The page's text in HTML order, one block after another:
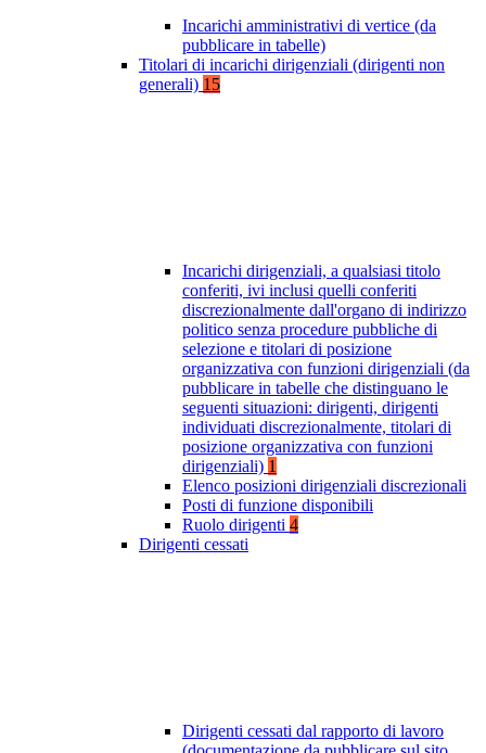
Incarichi amministrativi di vertice (da
pubblicare in tabelle)
Titolari di incarichi dirigenziali (dirigenti non
generali) 15
Incarichi dirigenziali, a qualsiasi titolo
conferiti, ivi inclusi quelli conferiti
discrezionalmente dall'organo di indirizzo
politico senza procedure pubbliche di
selezione e titolari di posizione
organizzativa con funzioni dirigenziali (da
pubblicare in tabelle che distinguano le
seguenti situazioni: dirigenti, dirigenti
individuati discrezionalmente, titolari di
posizione organizzativa con funzioni
dirigenziali) 1
Elenco posizioni dirigenziali discrezionali
Posti di funzione disponibili
Ruolo dirigenti 4
Dirigenti cessati
Dirigenti cessati dal rapporto di lavoro